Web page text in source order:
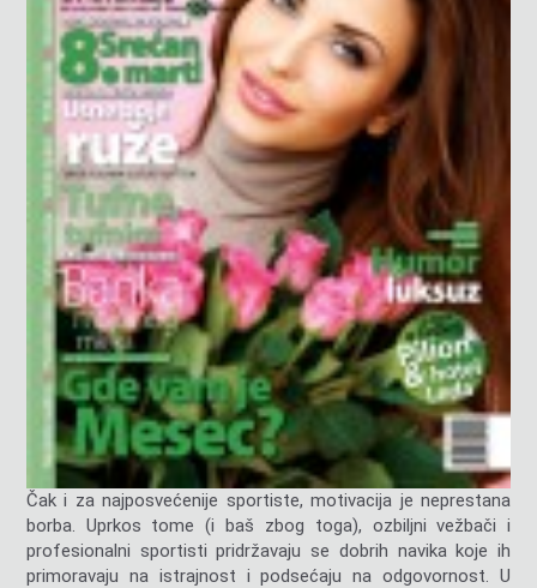
Čak i za najposvećenije sportiste, motivacija je neprestana
borba. Uprkos tome (i baš zbog toga), ozbiljni vežbači i
profesionalni sportisti pridržavaju se dobrih navika koje ih
primoravaju na istrajnost i podsećaju na odgovornost. U